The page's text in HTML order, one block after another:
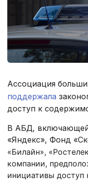
Ассоциация
поддержала
доступ к
В АБД, включающей
«Яндекс», Фонд
«Билайн»,
компании,
инициативы доступ